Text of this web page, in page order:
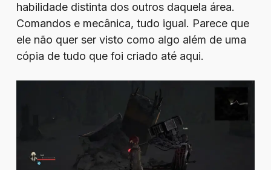
habilidade distinta dos outros daquela área.
Comandos e mecânica, tudo igual. Parece que
ele não quer ser visto como algo além de uma
cópia de tudo que foi criado até aqui.